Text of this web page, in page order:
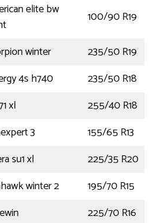
elite bw
100/90 R19
winter 235/50 R19
4s h740 235/50 R18
xl 255/40 R18
3 155/65 R13
su1 xl 225/35 R20
winter 2 195/70 R15
225/70 R16